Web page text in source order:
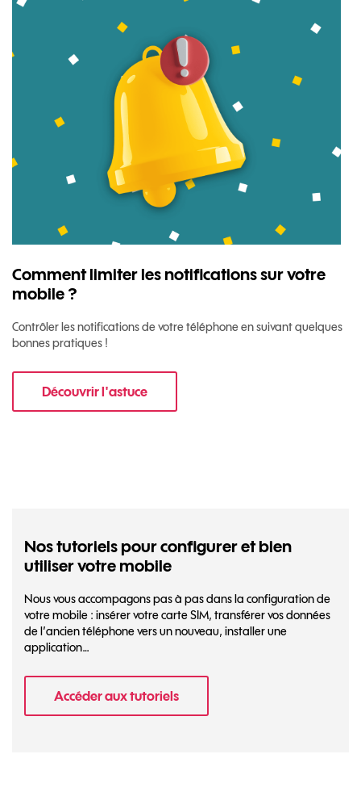
Comment limiter les notifications sur votre
mobile ?
Contrôler les notifications de votre téléphone en suivant quelques
bonnes pratiques !
Découvrir l'astucepour Comment limiter les notifications sur
Nos tutoriels pour configurer et bien
utiliser votre mobile
Nous vous accompagons pas à pas dans la configuration de
votre mobile : insérer votre carte SIM, transférer vos données
de l’ancien téléphone vers un nouveau, installer une
application…
Accéder aux tutoriels- Nos tutoriels pour configurer et bien